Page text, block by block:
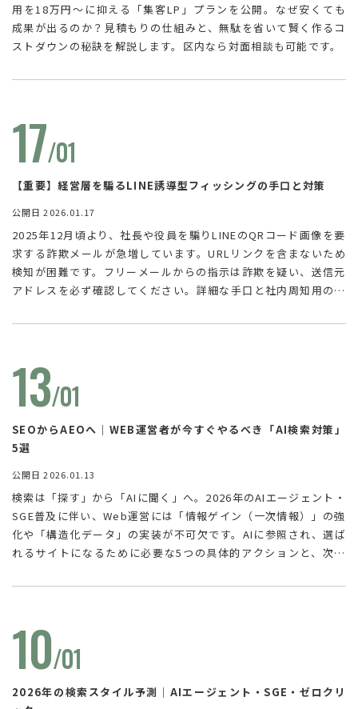
用を18万円〜に抑える「集客LP」プランを公開。なぜ安くても
成果が出るのか？見積もりの仕組みと、無駄を省いて賢く作るコ
ストダウンの秘訣を解説します。区内なら対面相談も可能です。
17/01
【重要】経営層を騙るLINE誘導型フィッシングの手口と対策
公開日 2026.01.17
2025年12月頃より、社長や役員を騙りLINEのQRコード画像を要
求する詐欺メールが急増しています。URLリンクを含まないため
検知が困難です。フリーメールからの指示は詐欺を疑い、送信元
アドレスを必ず確認してください。詳細な手口と社内周知用の対
13/01
SEOからAEOへ｜WEB運営者が今すぐやるべき「AI検索対策」
5選
公開日 2026.01.13
検索は「探す」から「AIに聞く」へ。2026年のAIエージェント・
SGE普及に伴い、Web運営には「情報ゲイン（一次情報）」の強
化や「構造化データ」の実装が不可欠です。AIに参照され、選ば
れるサイトになるために必要な5つの具体的アクションと、次世
10/01
2026年の検索スタイル予測｜AIエージェント・SGE・ゼロクリ